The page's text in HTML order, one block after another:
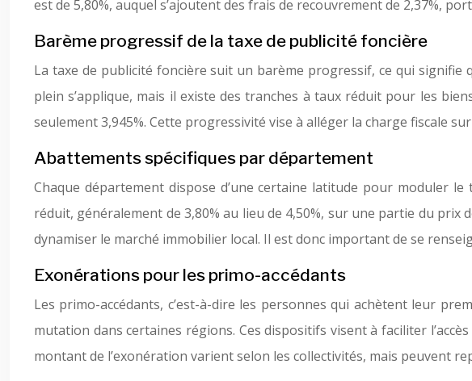
est de 5,80%, auquel s’ajoutent des frais de recouvrement de 2,37%,
Barème progressif de la taxe de publicité foncière
La taxe de publicité foncière suit un barème progressif, ce qui
plein s’applique, mais il existe des tranches à taux réduit pour les
seulement 3,945%. Cette progressivité vise à alléger la charge fiscale
Abattements spécifiques par département
Chaque département dispose d’une certaine latitude pour moduler
réduit, généralement de 3,80% au lieu de 4,50%, sur une partie du
dynamiser le marché immobilier local. Il est donc important de se
Exonérations pour les primo-accédants
Les primo-accédants, c’est-à-dire les personnes qui achètent leur
mutation dans certaines régions. Ces dispositifs visent à faciliter
montant de l’exonération varient selon les collectivités, mais peuvent